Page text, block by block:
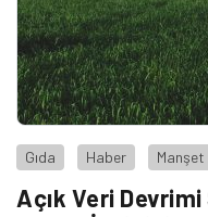
Gıda Haber Manşet
Açık Veri